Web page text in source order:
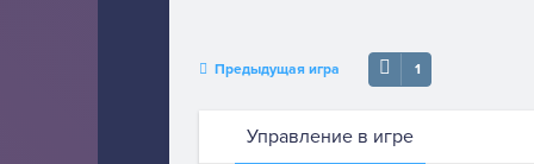
Предыдущая игра 1
Управление в игре